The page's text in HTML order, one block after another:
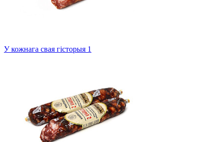
У кожнага свая гісторыя 1